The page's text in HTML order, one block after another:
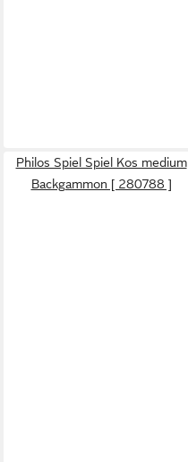
Philos Spiel Spiel Kos medium
Backgammon [ 280788 ]